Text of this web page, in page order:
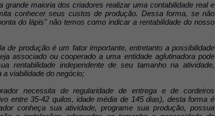
grande maioria dos criadores realizar uma contabilidade real e
conhecer seus custos de produção. Dessa forma, se não
do lápis" não temos como indicar a rentabilidade do nosso
de produção é um fator importante, entretanto a possibilidade
associado ou cooperado a uma entidade aglutinadora pode
rentabilidade independente de seu tamanho na atividade,
viabilidade do negócio;
necessita de regularidade de entrega e de cordeiros
entre 35-42 quilos, idade média de 145 dias), desta forma é
conheça sua atividade, programe sua produção, possua